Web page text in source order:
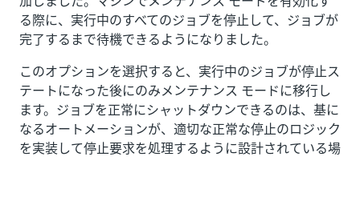
る際に、実行中のすべてのジョブを停止して、ジョブが
完了するまで待機できるようになりました。
このオプションを選択すると、実行中のジョブが停止ス
テートになった後にのみメンテナンス モードに移行し
ます。ジョブを正常にシャットダウンできるのは、基に
なるオートメーションが、適切な正常な停止のロジック
を実装して停止要求を処理するように設計されている場